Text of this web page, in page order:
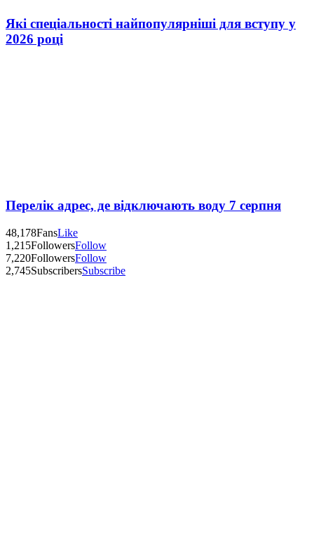
Які спеціальності найпопулярніші для вступу у
2026 році
Перелік адрес, де відключають воду 7 серпня
48,178FansLike
1,215FollowersFollow
7,220FollowersFollow
2,745SubscribersSubscribe